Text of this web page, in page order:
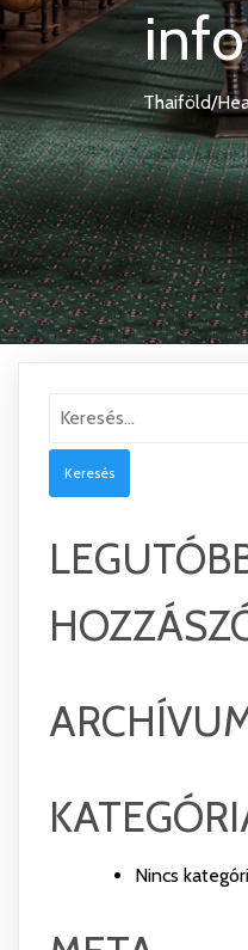
Thaiföld/
Keresés:
Nincs